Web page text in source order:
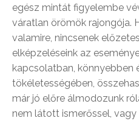
egész mintát figyelembe
váratlan örömök rajongója.
valamire, nincsenek
elképzeléseink az
kapcsolatban, könnyebben
tökéletességében,
már jó előre álmodozunk
nem látott ismerőssel,